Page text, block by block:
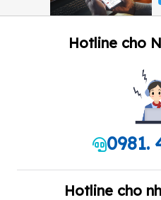
Hotline cho
0981.
Hotline cho